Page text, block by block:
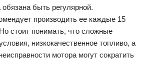
быть регулярной.
производить ее каждые 15
стоит понимать, что сложные
низкокачественное топливо, а
мотора могут сократить